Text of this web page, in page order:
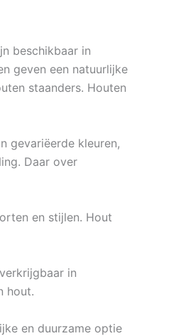
beschikbaar in
geven een natuurlijke
staanders. Houten
gevariëerde kleuren,
Daar over
en stijlen. Hout
in
hout.
en duurzame optie